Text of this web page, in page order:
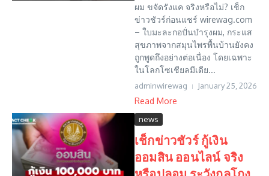
ผม ขจัดรังแค จริงหรือไม่? เช็ก
ข่าวชัวร์ก่อนแชร์ wirewag.com
– ใบมะละกอปั่นบำรุงผม, กระแส
สุขภาพจากสมุนไพรพื้นบ้านยังคง
ถูกพูดถึงอย่างต่อเนื่อง โดยเฉพาะ
ในโลกโซเชียลมีเดีย...
adminwirewag January 25, 2026
Read More
news
เช็กข่าวชัวร์ กู้เงิน
ออมสิน ออนไลน์ จริง